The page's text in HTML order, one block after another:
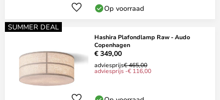
Op voorraad
SUMMER DEAL
Hashira Plafondlamp Raw - Audo
Copenhagen
€ 349,00
adviesprijs€ 465,00
adviesprijs -€ 116,00